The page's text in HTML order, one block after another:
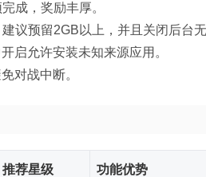
成，奖励丰厚。
议预留2GB以上，并且关闭后台无
启允许安装未知来源应用。
对战中断。
推荐星级 功能优势